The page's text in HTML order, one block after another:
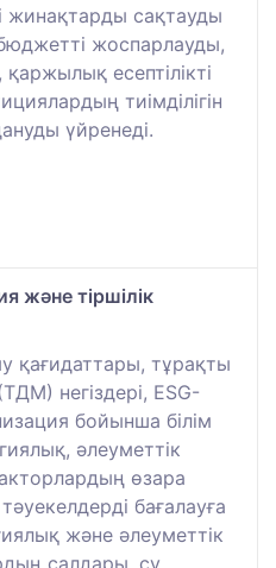
жинақтарды сақтауды
жоспарлауды,
есептілікті
тиімділігін
үйренеді.
және тіршілік
қағидаттары, тұрақты
негіздері, ESG-
бойынша білім
әлеуметтік
өзара
бағалауға
және әлеуметтік
салдары, су